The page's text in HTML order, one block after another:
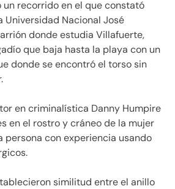
un recorrido en el que constató
Universidad Nacional José
donde estudia Villafuerte,
que baja hasta la playa con un
donde se encontró el torso sin
en criminalística Danny Humpire
en el rostro y cráneo de la mujer
persona con experiencia usando
similitud entre el anillo